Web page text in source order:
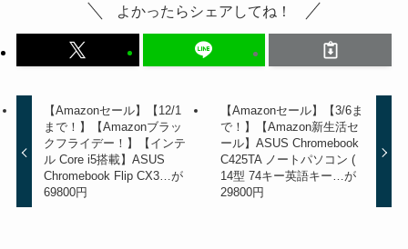
よかったらシェアしてね！
【Amazonセール】【12/1
まで！】【Amazonブラッ
クフライデー！】【インテ
ル Core i5搭載】ASUS
Chromebook Flip CX3…が
69800円
【Amazonセール】【3/6ま
で！】【Amazon新生活セ
ール】ASUS Chromebook
C425TA ノートパソコン (
14型 74キー英語キー…が
29800円